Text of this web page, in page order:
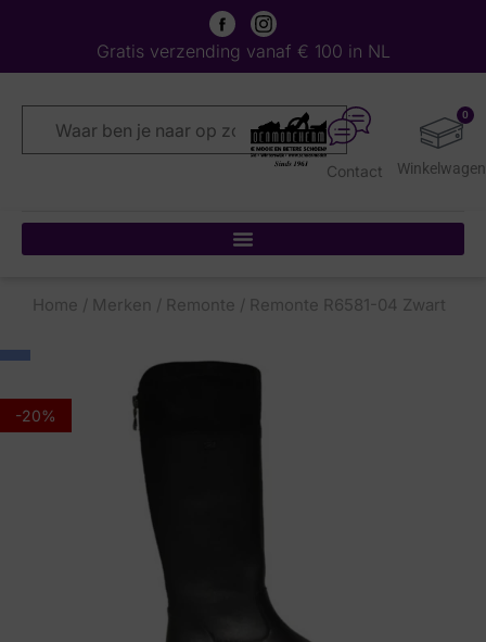
Gratis verzending vanaf € 100 in NL
0
Contact
Home / Merken / Remonte / Remonte R6581-04 Zwart
-20%